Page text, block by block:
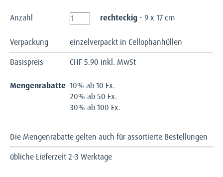
Anzahl rechteckig - 9 x 17 cm
Verpackung
einzelverpackt in Cellophanhüllen
Basispreis
CHF5.90 inkl. MwSt
Mengenrabatte 10% ab 10 Ex.
20% ab 50 Ex.
30% ab 100 Ex.
Die Mengenrabatte gelten auch für assortierte Bestellungen
übliche Lieferzeit 2-3 Werktage